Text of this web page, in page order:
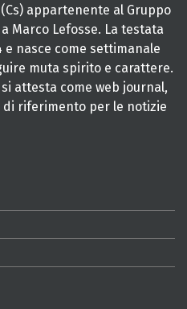
appartenente al Gruppo
Marco Lefosse. La testata
e nasce come settimanale
muta spirito e carattere.
si attesta come web journal,
riferimento per le notizie